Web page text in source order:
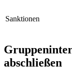
Sanktionen
abschließen